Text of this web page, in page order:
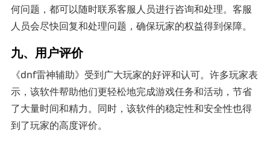
何问题，都可以随时联系客服人员进行咨询和处理。客服
人员会尽快回复和处理问题，确保玩家的权益得到保障。
九、用户评价
《dnf雷神辅助》受到广大玩家的好评和认可。许多玩家表
示，该软件帮助他们更轻松地完成游戏任务和活动，节省
了大量时间和精力。同时，该软件的稳定性和安全性也得
到了玩家的高度评价。